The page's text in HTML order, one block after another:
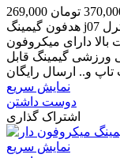
تومان
هدفون گیمینگ j07 اتصال با سیم جک 3.5 میلی متری ولوم کنترل
کیفیت بالا دارای میکروفون
گیمینگ قابل
نمایش سریع
دوست داشتن
اشتراک گذاری
نمایش سریع